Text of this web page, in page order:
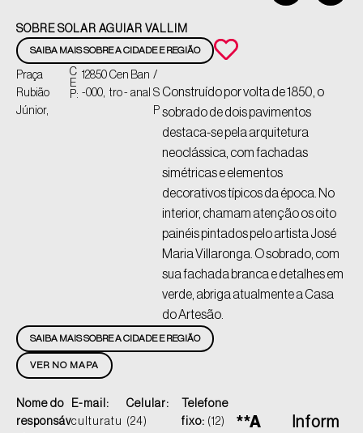
SOBRE SOLAR AGUIAR VALLIM
SAIBA MAIS SOBRE A CIDADE E REGIÃO
Praça
Rubião
Júnior,
C
E
P:
12850
-000,
Cen
tro -
Ban
anal
/
S
P
Construído por volta de 1850, o
sobrado de dois pavimentos
destaca-se pela arquitetura
neoclássica, com fachadas
simétricas e elementos
decorativos típicos da época. No
interior, chamam atenção os oito
painéis pintados pelo artista José
Maria Villaronga. O sobrado, com
sua fachada branca e detalhes em
verde, abriga atualmente a Casa
do Artesão.
VER NO MAPA
SAIBA MAIS SOBRE A CIDADE E REGIÃO
Nome do
responsáv
E-mail:
culturatu
Celular:
(24)
Telefone
fixo: (12)
**A
Inform